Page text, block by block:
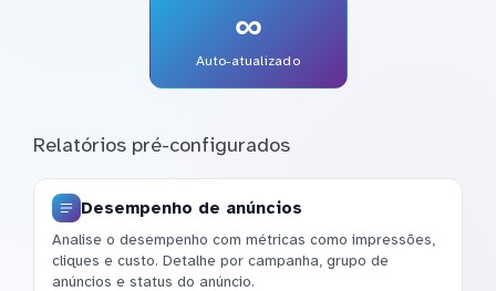
∞
Auto-atualizado
Relatórios pré-configurados
Desempenho de anúncios
Analise o desempenho com métricas como impressões,
cliques e custo. Detalhe por campanha, grupo de
anúncios e status do anúncio.